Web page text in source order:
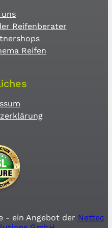
uns
Reifenberater
Reifen
- ein Angebot der Nettec